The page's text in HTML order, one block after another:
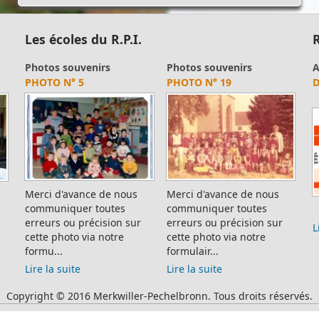
des amis du
du pétrole
DES AMIS
MUSÉE DU PÉTROLE
des amis du
du Pétrole Site
...
la suite
Les écoles du R.P.I.
Photos souvenirs
PHOTO N° 19
Merci d'avance de nous
communiquer toutes
erreurs ou précision sur
cette photo via notre
formulair...
Lire la suite
Photos souvenirs
PHOTO N° 58
Merci d'avance de nous
communiquer toutes
erreurs ou précision sur
cette photo via notre for...
Lire la suite
Artisans
DFM ELECTRICITÉ
Lire la suite
Copyright © 2016 Merkwiller-Pechelbronn. Tous droits réservés.